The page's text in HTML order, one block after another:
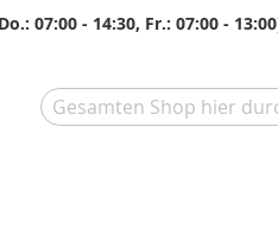
07:00 - 14:30, Fr.: 07:00 - 13:00